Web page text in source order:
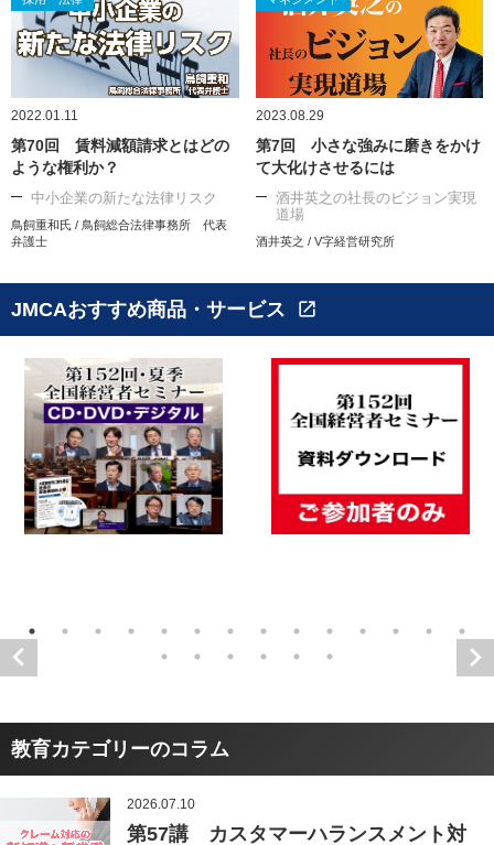
2022.01.11
第70回 賃料減額請求とはどの
ような権利か？
中小企業の新たな法律リスク
鳥飼重和氏 / 鳥飼総合法律事務所 代表
弁護士
2023.08.29
第7回 小さな強みに磨きをかけ
て大化けさせるには
酒井英之の社長のビジョン実現
道場
酒井英之 / V字経営研究所
JMCAおすすめ商品・サービス open_in_new
教育カテゴリーのコラム
2026.07.10
第57講 カスタマーハランスメント対